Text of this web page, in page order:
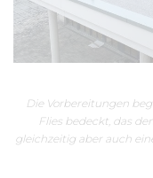
Die Vorbereitungen
Flies bedeckt, das
gleichzeitig aber auch